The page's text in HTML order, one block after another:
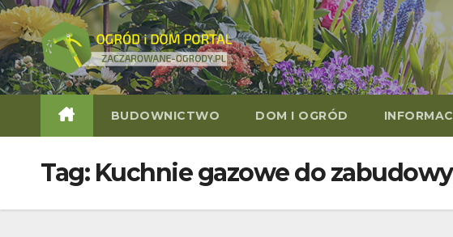
Skip
to
content
BUDOWNICTWO DOM I OGRÓD
Tag: Kuchnie gazowe do zabudowy